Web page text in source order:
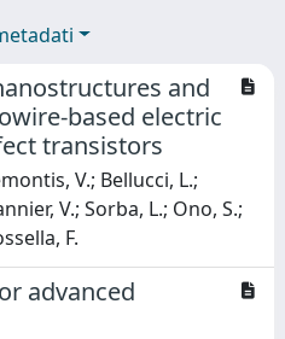
and
based electric
transistors
V.; Bellucci, L.;
V.; Sorba, L.; Ono, S.;
F.
advanced